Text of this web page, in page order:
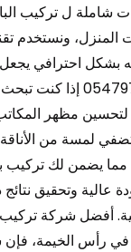
شاملة ل تركيب
المنزل، ونستخدم
بشكل احترافي
الخيمة
مظهر
تضفي لمسة من
يضمن لك تركيب
عالية وتحقيق
رأس الخيمة، فإن